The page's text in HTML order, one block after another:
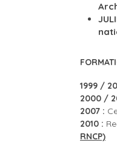
1999 /
2000 /
2007 :
2010 :
RNCP)